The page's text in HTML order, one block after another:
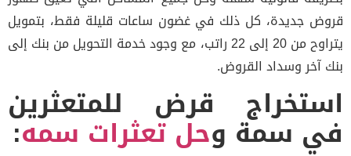
جديدة، كل ذلك في غضون ساعات قليلة فقط، بتمويل
يتراوح من 20 إلى 22 راتب، مع وجود خدمة التحويل من بنك إلى
آخر وسداد القروض.
قرض للمتعثرين
سمة و حل تعثرات سمه: